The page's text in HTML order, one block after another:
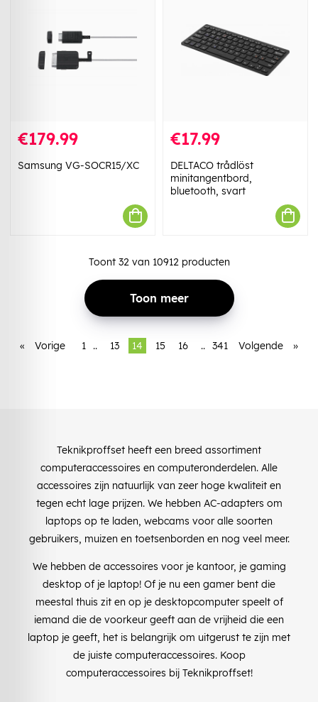
€179.99
Samsung VG-SOCR15/XC
€17.99
DELTACO trådlöst
minitangentbord,
bluetooth, svart
Toont 32van 10912producten
Toon meer
« Vorige 1 .. 13 14 15 16 .. 341 Volgende »
Teknikproffset heeft een breed assortiment
computeraccessoires en computeronderdelen. Alle
accessoires zijn natuurlijk van zeer hoge kwaliteit en
tegen echt lage prijzen. We hebben AC-adapters om
laptops op te laden, webcams voor alle soorten
gebruikers, muizen en toetsenborden en nog veel meer.
We hebben de accessoires voor je kantoor, je gaming
desktop of je laptop! Of je nu een gamer bent die
meestal thuis zit en op je desktopcomputer speelt of
iemand die de voorkeur geeft aan de vrijheid die een
laptop je geeft, het is belangrijk om uitgerust te zijn met
de juiste computeraccessoires. Koop
computeraccessoires bij Teknikproffset!